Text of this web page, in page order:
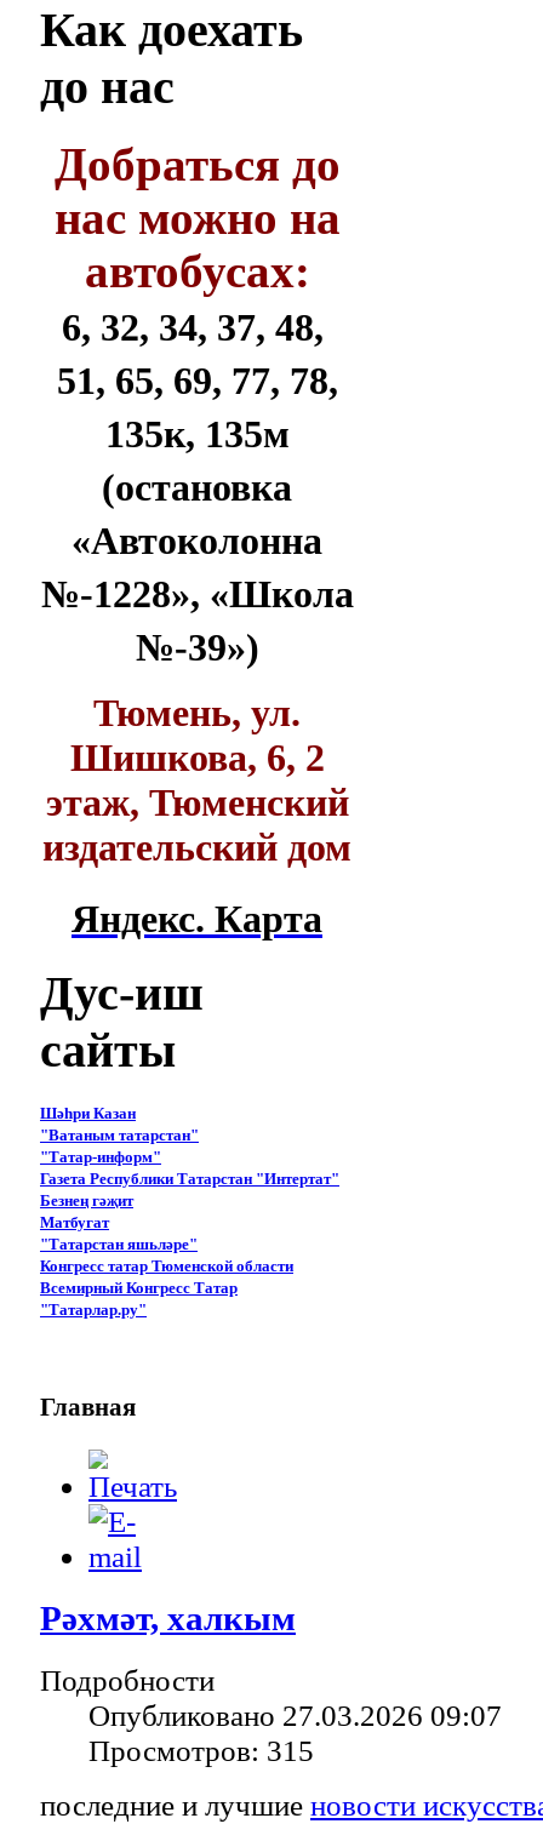
Как доехать
до нас
Добраться до
нас можно на
автобусах:
6, 32, 34, 37, 48,
51, 65, 69, 77, 78,
135к, 135м
(остановка
«Автоколонна
№-1228», «Школа
№-39»)
Тюмень, ул.
Шишкова, 6, 2
этаж, Тюменский
издательский дом
Яндекс. Карта
Дус-иш
сайты
Шәһри Казан
"Ватаным татарстан"
"Татар-информ"
Газета Республики Татарстан "Интертат"
Безнең гәҗит
Матбугат
"Татарстан яшьләре"
Конгресс татар Тюменской области
Всемирный Конгресс Татар
"Татарлар.ру"
Главная
Рәхмәт, халкым
Подробности
Опубликовано 27.03.2026 09:07
Просмотров: 315
последние и лучшие новости